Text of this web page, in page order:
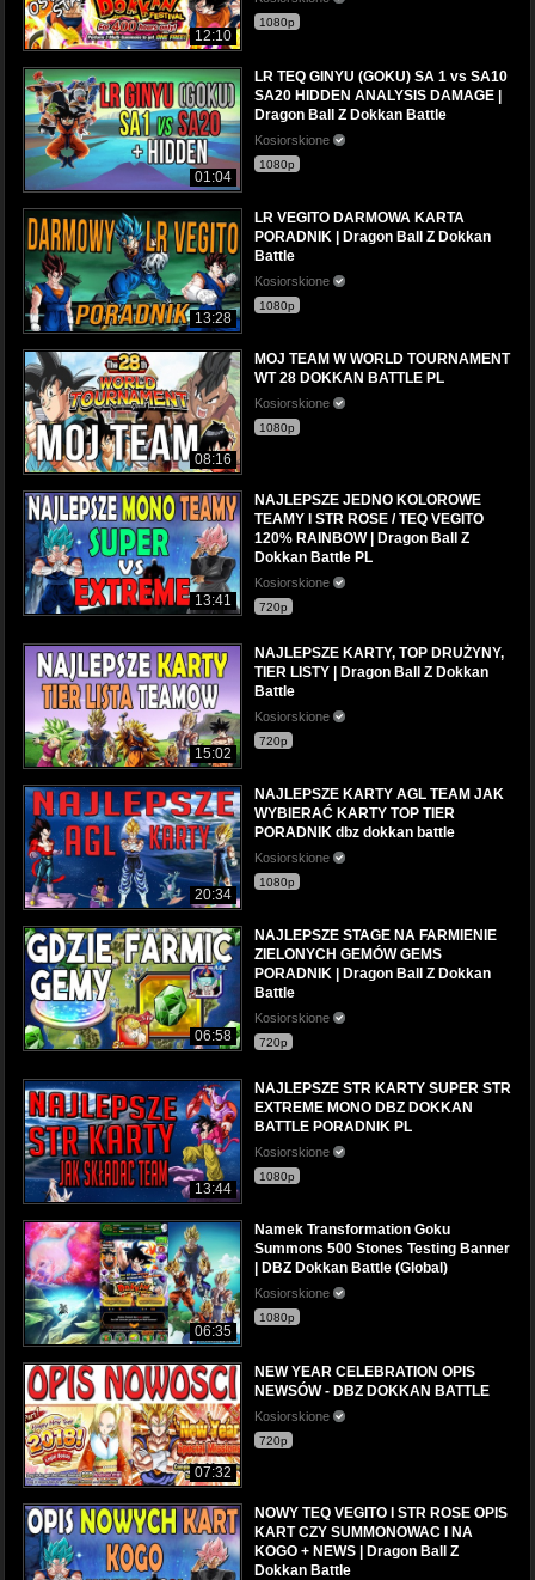
12:10
1080p
01:04
LR TEQ GINYU (GOKU) SA 1 vs SA10
SA20 HIDDEN ANALYSIS DAMAGE |
Dragon Ball Z Dokkan Battle
Kosiorskione
1080p
13:28
LR VEGITO DARMOWA KARTA
PORADNIK | Dragon Ball Z Dokkan
Battle
Kosiorskione
1080p
08:16
MOJ TEAM W WORLD TOURNAMENT
WT 28 DOKKAN BATTLE PL
Kosiorskione
1080p
13:41
NAJLEPSZE JEDNO KOLOROWE
TEAMY I STR ROSE / TEQ VEGITO
120% RAINBOW | Dragon Ball Z
Dokkan Battle PL
Kosiorskione
720p
15:02
NAJLEPSZE KARTY, TOP DRUŻYNY,
TIER LISTY | Dragon Ball Z Dokkan
Battle
Kosiorskione
720p
20:34
NAJLEPSZE KARTY AGL TEAM JAK
WYBIERAĆ KARTY TOP TIER
PORADNIK dbz dokkan battle
Kosiorskione
1080p
06:58
NAJLEPSZE STAGE NA FARMIENIE
ZIELONYCH GEMÓW GEMS
PORADNIK | Dragon Ball Z Dokkan
Battle
Kosiorskione
720p
13:44
NAJLEPSZE STR KARTY SUPER STR
EXTREME MONO DBZ DOKKAN
BATTLE PORADNIK PL
Kosiorskione
1080p
06:35
Namek Transformation Goku
Summons 500 Stones Testing Banner
| DBZ Dokkan Battle (Global)
Kosiorskione
1080p
07:32
NEW YEAR CELEBRATION OPIS
NEWSÓW - DBZ DOKKAN BATTLE
Kosiorskione
720p
NOWY TEQ VEGITO I STR ROSE OPIS
KART CZY SUMMONOWAC I NA
KOGO + NEWS | Dragon Ball Z
Dokkan Battle